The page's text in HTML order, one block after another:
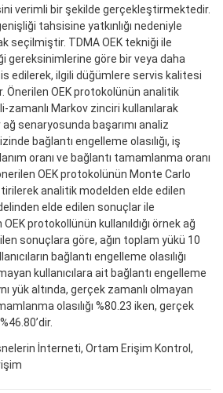
verimli bir şekilde gerçekleştirmektedir.
tahsisine yatkınlığı nedeniyle
seçilmiştir. TDMA OEK tekniği ile
gereksinimlerine göre bir veya daha
edilerek, ilgili düğümlere servis kalitesi
Önerilen OEK protokolünün analitik
zamanlı Markov zinciri kullanılarak
senaryosunda başarımı analiz
bağlantı engelleme olasılığı, iş
oranı ve bağlantı tamamlanma oranı
OEK protokolünün Monte Carlo
analitik modelden elde edilen
elde edilen sonuçlar ile
protokollünün kullanıldığı örnek ağ
sonuçlara göre, ağın toplam yükü 10
bağlantı engelleme olasılığı
kullanıcılara ait bağlantı engelleme
yük altında, gerçek zamanlı olmayan
olasılığı %80.23 iken, gerçek
İnterneti, Ortam Erişim Kontrol,